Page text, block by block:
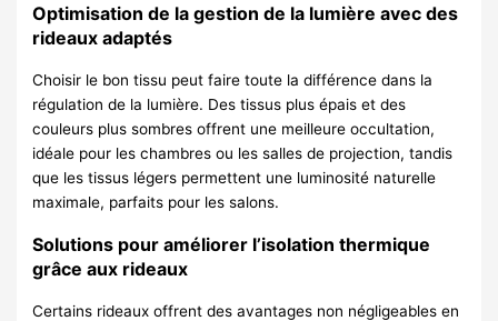
Optimisation de la gestion de la lumière avec des
rideaux adaptés
Choisir le bon tissu peut faire toute la différence dans la
régulation de la lumière. Des tissus plus épais et des
couleurs plus sombres offrent une meilleure occultation,
idéale pour les chambres ou les salles de projection, tandis
que les tissus légers permettent une luminosité naturelle
maximale, parfaits pour les salons.
Solutions pour améliorer l’isolation thermique
grâce aux rideaux
Certains rideaux offrent des avantages non négligeables en